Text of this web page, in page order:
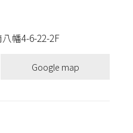
八幡4-6-22-2F
Google map